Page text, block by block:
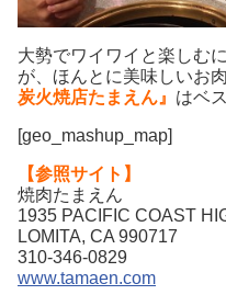
大勢でワイワイと楽しむ
が、ほんとに美味しいお
炭火焼店たまえん』 はベ
[geo_mashup_map]
【参照サイト】
焼肉たまえん
1935 PACIFIC COAST
LOMITA, CA 990717
310-346-0829
www.tamaen.com